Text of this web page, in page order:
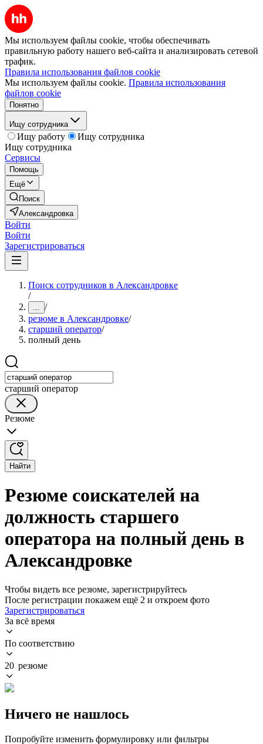
Мы используем файлы cookie, чтобы обеспечивать
правильную работу нашего веб-сайта и анализировать сетевой
трафик.
Правила использования файлов cookie
Мы используем файлы cookie. Правила использования
файлов cookie
Понятно
Ищу сотрудника
Ищу работу
Ищу сотрудника
Ищу сотрудника
Сервисы
Помощь
Ещё
Поиск
Александровка
Войти
Войти
Зарегистрироваться
Поиск сотрудников в Александровке
/
... /
резюме в Александровке/
старший оператор/
полный день
старший оператор
Резюме
Найти
Резюме соискателей на
должность старшего
оператора на полный день в
Александровке
Чтобы видеть все резюме, зарегистрируйтесь
После регистрации покажем ещё 2 и откроем фото
Зарегистрироваться
За всё время
По соответствию
20 резюме
Ничего не нашлось
Попробуйте изменить формулировку или фильтры